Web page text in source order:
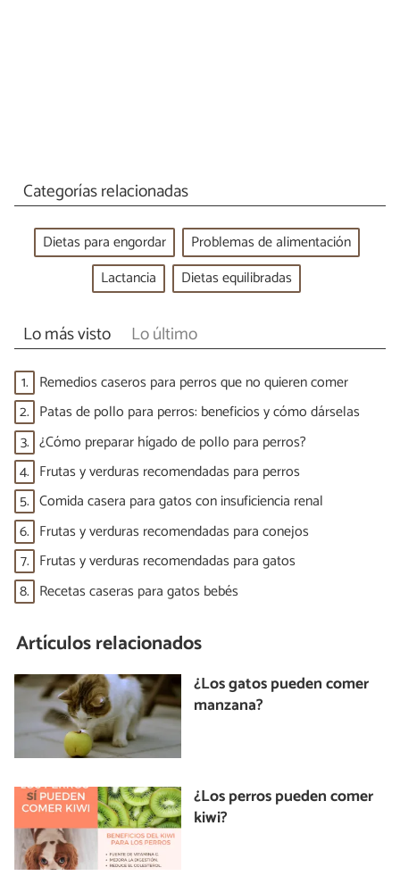
Categorías relacionadas
Dietas para engordar
Problemas de alimentación
Lactancia
Dietas equilibradas
Lo más visto Lo último
1. Remedios caseros para perros que no quieren comer
2. Patas de pollo para perros: beneficios y cómo dárselas
3. ¿Cómo preparar hígado de pollo para perros?
4. Frutas y verduras recomendadas para perros
5. Comida casera para gatos con insuficiencia renal
6. Frutas y verduras recomendadas para conejos
7. Frutas y verduras recomendadas para gatos
8. Recetas caseras para gatos bebés
Artículos relacionados
¿Los gatos pueden comer
manzana?
¿Los perros pueden comer
kiwi?